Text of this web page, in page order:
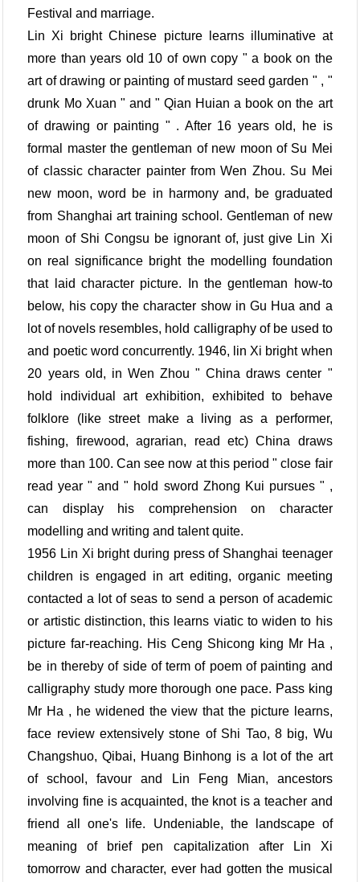
Festival and marriage.
Lin Xi bright Chinese picture learns illuminative at
more than years old 10 of own copy " a book on the
art of drawing or painting of mustard seed garden " , "
drunk Mo Xuan " and " Qian Huian a book on the art
of drawing or painting " . After 16 years old, he is
formal master the gentleman of new moon of Su Mei
of classic character painter from Wen Zhou. Su Mei
new moon, word be in harmony and, be graduated
from Shanghai art training school. Gentleman of new
moon of Shi Congsu be ignorant of, just give Lin Xi
on real significance bright the modelling foundation
that laid character picture. In the gentleman how-to
below, his copy the character show in Gu Hua and a
lot of novels resembles, hold calligraphy of be used to
and poetic word concurrently. 1946, lin Xi bright when
20 years old, in Wen Zhou " China draws center "
hold individual art exhibition, exhibited to behave
folklore (like street make a living as a performer,
fishing, firewood, agrarian, read etc) China draws
more than 100. Can see now at this period " close fair
read year " and " hold sword Zhong Kui pursues " ,
can display his comprehension on character
modelling and writing and talent quite.
1956 Lin Xi bright during press of Shanghai teenager
children is engaged in art editing, organic meeting
contacted a lot of seas to send a person of academic
or artistic distinction, this learns viatic to widen to his
picture far-reaching. His Ceng Shicong king Mr Ha ,
be in thereby of side of term of poem of painting and
calligraphy study more thorough one pace. Pass king
Mr Ha , he widened the view that the picture learns,
face review extensively stone of Shi Tao, 8 big, Wu
Changshuo, Qibai, Huang Binhong is a lot of the art
of school, favour and Lin Feng Mian, ancestors
involving fine is acquainted, the knot is a teacher and
friend all one's life. Undeniable, the landscape of
meaning of brief pen capitalization after Lin Xi
tomorrow and character, ever had gotten the musical